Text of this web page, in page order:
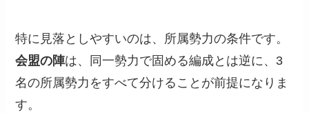
特に見落としやすいのは、所属勢力の条件です。
会盟の陣は、同一勢力で固める編成とは逆に、3
名の所属勢力をすべて分けることが前提になりま
す。